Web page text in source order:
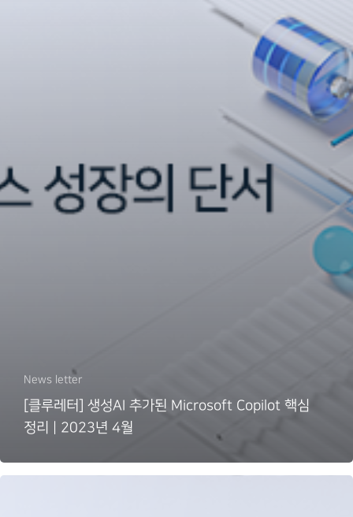
News letter
[클루레터] 생성AI 추가된 Microsoft Copilot 핵심
정리 | 2023년 4월